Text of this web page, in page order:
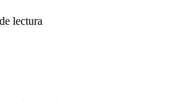
de lectura